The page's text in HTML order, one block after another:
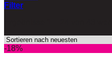
Filter
-18%